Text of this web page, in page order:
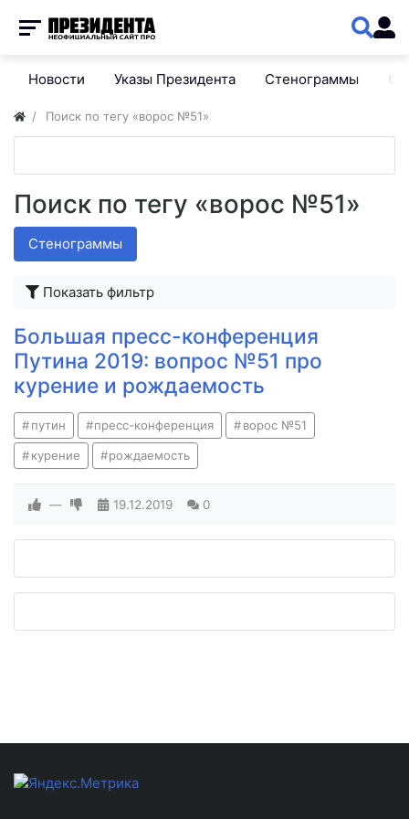
Новости Указы Президента Стенограммы
Поиск по тегу «ворос №51»
Поиск по тегу «ворос №51»
Стенограммы
Показать фильтр
Большая пресс-конференция
Путина 2019: вопрос №51 про
курение и рождаемость
путин пресс-конференция ворос №51
курение рождаемость
— 19.12.2019 0